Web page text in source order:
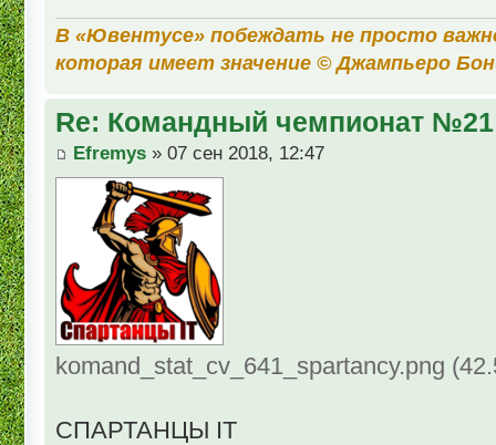
В «Ювентусе» побеждать не просто
которая имеет значение © Джампьеро
Re: Командный чемпионат №21
Efremys » 07 сен 2018, 12:47
komand_stat_cv_641_spartancy.png
СПАРТАНЦЫ IT